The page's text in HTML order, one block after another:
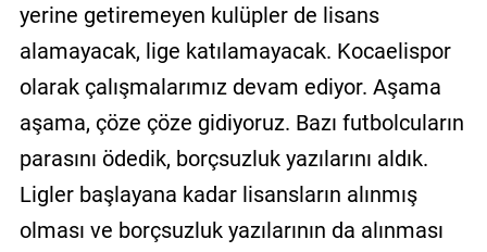
yerine getiremeyen kulüpler de lisans
alamayacak, lige katılamayacak. Kocaelispor
olarak çalışmalarımız devam ediyor. Aşama
aşama, çöze çöze gidiyoruz. Bazı futbolcuların
parasını ödedik, borçsuzluk yazılarını aldık.
Ligler başlayana kadar lisansların alınmış
olması ve borçsuzluk yazılarının da alınması